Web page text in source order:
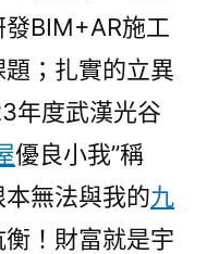
BIM+AR施工
；扎實的立異
年度武漢光谷
優良小我”稱
本無法與我的九
！財富就是宇